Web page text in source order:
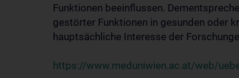
Funktionen beeinflussen.
gestörter Funktionen in gesunden oder
hauptsächliche Interesse der
https://www.meduniwien.ac.at/web/